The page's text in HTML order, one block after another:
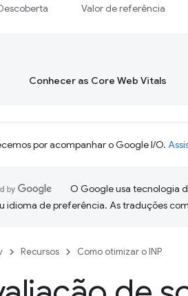
Valor de referência
Conhecer as Core Web Vitals
por acompanhar o Google I/O.
O Google usa tecnologia
idioma de preferência. As traduções
Recursos Como otimizar o INP